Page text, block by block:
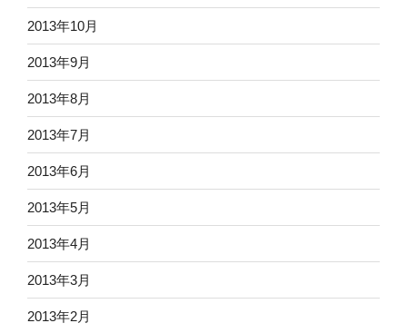
2013年10月
2013年9月
2013年8月
2013年7月
2013年6月
2013年5月
2013年4月
2013年3月
2013年2月